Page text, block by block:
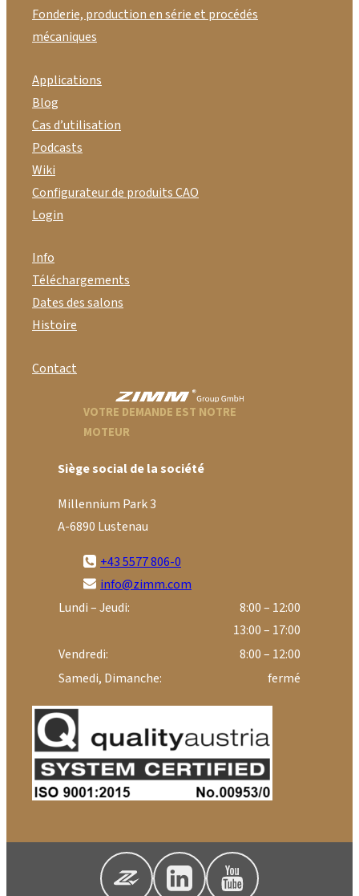
Fonderie, production en série et procédés
mécaniques
Applications
Blog
Cas d’utilisation
Podcasts
Wiki
Configurateur de produits CAO
Login
Info
Téléchargements
Dates des salons
Histoire
Contact
VOTRE DEMANDE EST NOTRE
MOTEUR
Siège social de la société
Millennium Park 3
A-6890 Lustenau
+43 5577 806-0
info@zimm.com
Lundi – Jeudi:
8:00 – 12:00
13:00 – 17:00
Vendredi:
8:00 – 12:00
Samedi, Dimanche:
fermé